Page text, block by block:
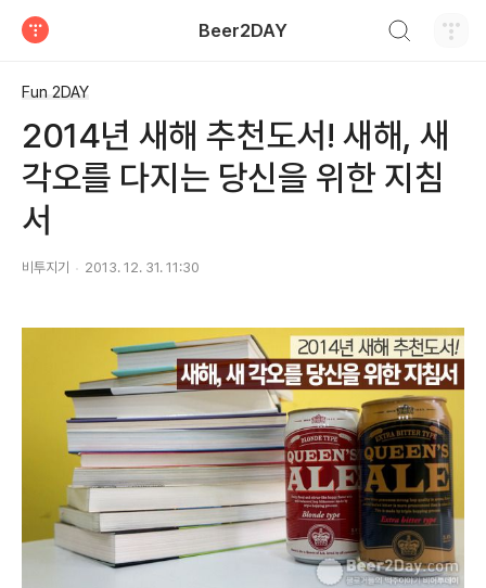
Beer2DAY
Fun 2DAY
2014년 새해 추천도서! 새해, 새
각오를 다지는 당신을 위한 지침
서
비투지기 2013. 12. 31. 11:30